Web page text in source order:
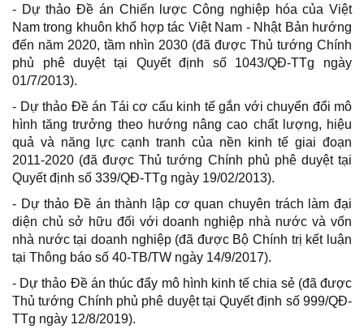
- Dự thảo Đề án Chiến lược Công nghiệp hóa của Việt
Nam trong khuôn khổ hợp tác Việt Nam - Nhật Bản hướng
đến năm 2020, tầm nhìn 2030 (đã được Thủ tướng Chính
phủ phê duyệt tại Quyết định số 1043/QĐ-TTg ngày
01/7/2013).
- Dự thảo Đề án Tái cơ cấu kinh tế gắn với chuyển đổi mô
hình tăng trưởng theo hướng nâng cao chất lượng, hiệu
quả và năng lực cạnh tranh của nền kinh tế giai đoạn
2011-2020 (đã được Thủ tướng Chính phủ phê duyệt tại
Quyết định số 339/QĐ-TTg ngày 19/02/2013).
- Dự thảo Đề án thành lập cơ quan chuyên trách làm đại
diện chủ sở hữu đối với doanh nghiệp nhà nước và vốn
nhà nước tại doanh nghiệp (đã được Bộ Chính trị kết luận
tại Thông báo số 40-TB/TW ngày 14/9/2017).
- Dự thảo Đề án thúc đẩy mô hình kinh tế chia sẻ (đã được
Thủ tướng Chính phủ phê duyệt tại Quyết định số 999/QĐ-
TTg ngày 12/8/2019).